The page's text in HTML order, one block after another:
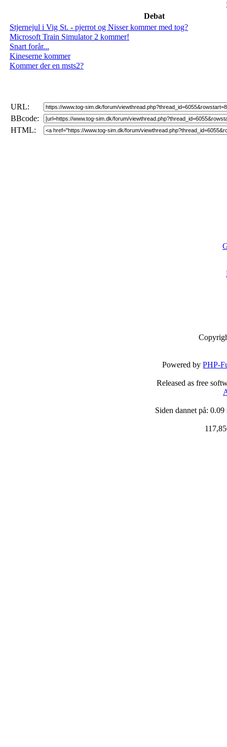
Debat
Stjernejul i Vig St. - pjerrot og Nisser kommer med tog?
Microsoft Train Simulator 2 kommer!
Snart forår...
Kineserne kommer
Kommer der en msts2?
URL:
BBcode:
HTML:
Powered byPHP-
Released as free
Siden dannet på: